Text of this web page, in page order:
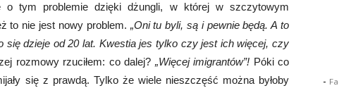
o tym problemie dzięki dżungli, w której w szczytowym
to nie jest nowy problem. „Oni tu byli, są i pewnie będą. A to
się dzieje od 20 lat. Kwestia jes tylko czy jest ich więcej, czy
rozmowy rzuciłem: co dalej? „Więcej imigrantów”! Póki co
się z prawdą. Tylko że wiele nieszczęść można byłoby
-